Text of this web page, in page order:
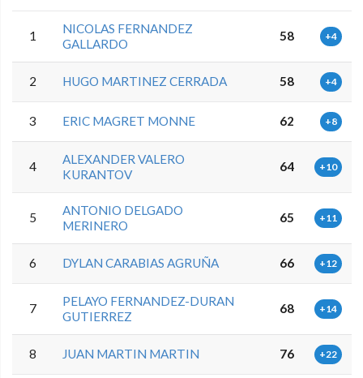
1
NICOLAS FERNANDEZ
GALLARDO
58 +4
2 HUGO MARTINEZ CERRADA 58 +4
3 ERIC MAGRET MONNE 62 +8
4
ALEXANDER VALERO
KURANTOV
64 +10
5
ANTONIO DELGADO
MERINERO
65 +11
6 DYLAN CARABIAS AGRUÑA 66 +12
7
PELAYO FERNANDEZ-DURAN
GUTIERREZ
68 +14
8 JUAN MARTIN MARTIN 76 +22